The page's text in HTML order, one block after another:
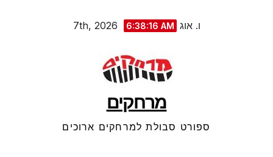
ו. אוג 7th, 2026 6:38:16 AM
מרחקים
ספורט סבולת למרחקים ארוכים